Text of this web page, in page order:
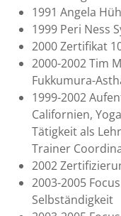
1991 Angela
1999 Peri Ness
2000 Zertifikat
2000-2002 Tim
Fukkumura-
1999-2002
Californien,
Tätigkeit als
Trainer
2002
2003-2005
Selbständigkeit